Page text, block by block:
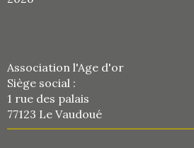
Association l'Age d'or
Siège social :
1 rue des palais
77123 Le Vaudoué